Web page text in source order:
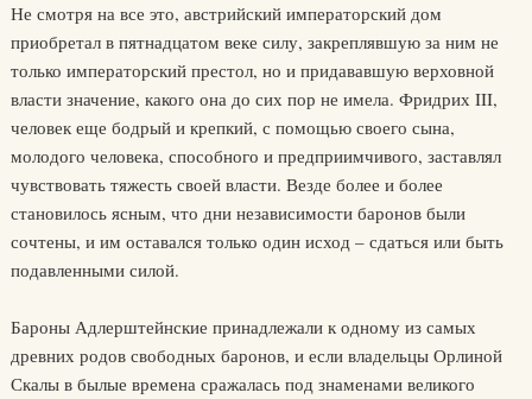
Не смотря на все это, австрийский императорский дом
приобретал в пятнадцатом веке силу, закреплявшую за ним не
только императорский престол, но и придававшую верховной
власти значение, какого она до сих пор не имела. Фридрих III,
человек еще бодрый и крепкий, с помощью своего сына,
молодого человека, способного и предприимчивого, заставлял
чувствовать тяжесть своей власти. Везде более и более
становилось ясным, что дни независимости баронов были
сочтены, и им оставался только один исход – сдаться или быть
подавленными силой.
Бароны Адлерштейнские принадлежали к одному из самых
древних родов свободных баронов, и если владельцы Орлиной
Скалы в былые времена сражалась под знаменами великого